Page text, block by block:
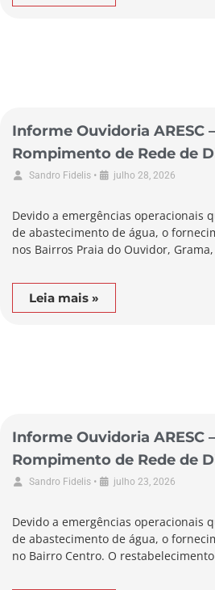
Informe Ouvidoria ARESC
Rompimento de Rede de
Município de Garopaba
Sandro Fidelis • julho 28, 2026
Devido a emergências operacionais
de abastecimento de água, o
nos Bairros Praia do Ouvidor, Grama,
Leia mais »
Informe Ouvidoria ARESC
Rompimento de Rede de
Município de Biguaçu
Sandro Fidelis • julho 23, 2026
Devido a emergências operacionais
de abastecimento de água, o
no Bairro Centro. O